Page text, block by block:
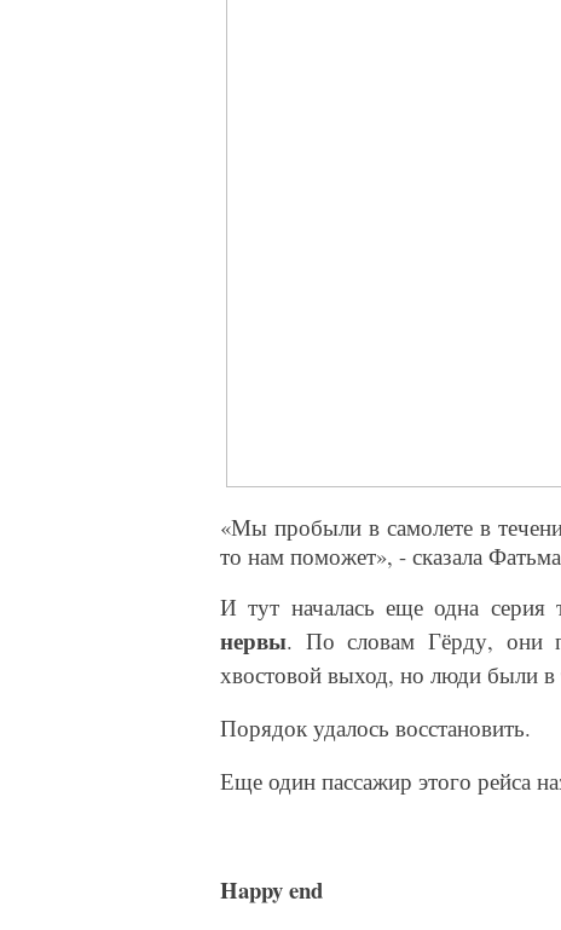
«Мы пробыли в самолете в
то нам поможет», - сказала
И тут началась еще одна серия
нервы. По словам Гёрду, они
хвостовой выход, но люди были в
Порядок удалось восстановить.
Еще один пассажир этого рейса
Happy end